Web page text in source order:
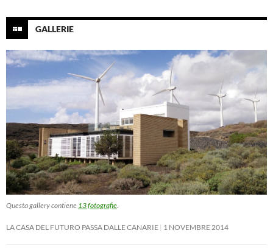
GALLERIE
Questa gallery contiene 13 fotografie
LA CASA DEL FUTURO PASSA DALLE CANARIE 1 NOVEMBRE 2014